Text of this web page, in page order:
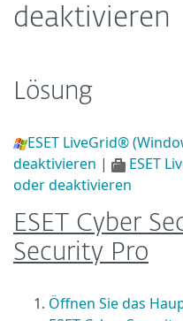
deaktivieren
Lösung
ESET LiveGrid®
deaktivieren |
ESET
oder deaktivieren
ESET Cyber
Security Pro
Öffnen Sie das